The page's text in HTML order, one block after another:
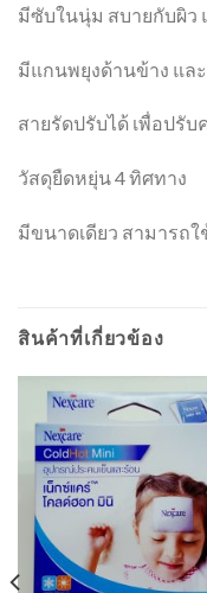
มีซับในนุ่ม สบายกับผิว
มีแกนพยุงด้านข้าง แล
สายรัดปรับได้ เพื่อปรั
วัสดุยืดหยุ่น 4 ทิศทาง
มีขนาดเดียว สามารถ
สินค้าที่เกี่ยวข้อง